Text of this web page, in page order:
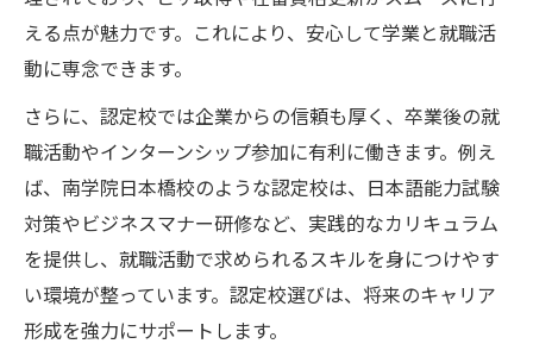
える点が魅力です。これにより、安心して学業と就職活
動に専念できます。
さらに、認定校では企業からの信頼も厚く、卒業後の就
職活動やインターンシップ参加に有利に働きます。例え
ば、南学院日本橋校のような認定校は、日本語能力試験
対策やビジネスマナー研修など、実践的なカリキュラム
を提供し、就職活動で求められるスキルを身につけやす
い環境が整っています。認定校選びは、将来のキャリア
形成を強力にサポートします。